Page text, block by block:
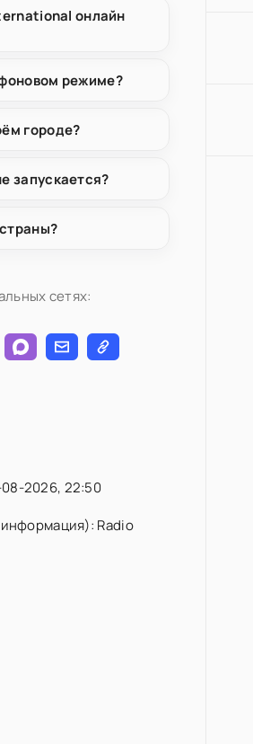
онлайн
режиме?
городе?
запускается?
сетях:
2026, 22:50
Radio